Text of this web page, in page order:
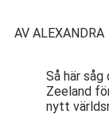
AV ALEXANDRA
Så här
Zeeland
nytt